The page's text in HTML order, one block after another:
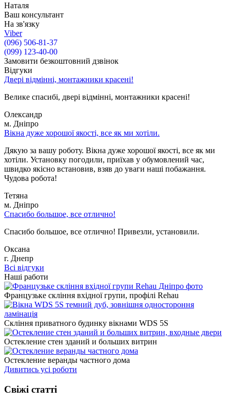
Наталя
Ваш консультант
На зв'язку
Viber
(096) 506-81-37
(099) 123-40-00
Замовити безкоштовний дзвінок
Відгуки
Двері відмінні, монтажники красені!
Велике спасибі, двері відмінні, монтажники красені!
Олександр
м. Дніпро
Вікна дуже хорошої якості, все як ми хотіли.
Дякую за вашу роботу. Вікна дуже хорошої якості, все як ми
хотіли. Установку погодили, приїхав у обумовлений час,
швидко якісно встановив, взяв до уваги наші побажання.
Чудова робота!
Тетяна
м. Дніпро
Спасибо большое, все отлично!
Спасибо большое, все отлично! Привезли, установили.
Оксана
г. Днепр
Всі відгуки
Наші работи
Французьке скління вхідної групи, профілі Rehau
Скління приватного будинку вікнами WDS 5S
Остекление стен зданий и больших витрин
Остекление веранды частного дома
Дивитись усі роботи
Свіжі статті